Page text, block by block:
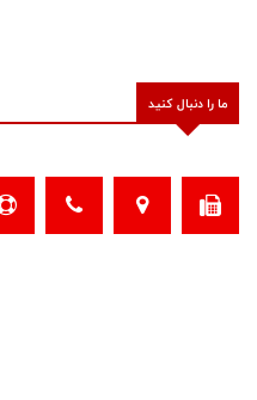
ما را دنبال کنید